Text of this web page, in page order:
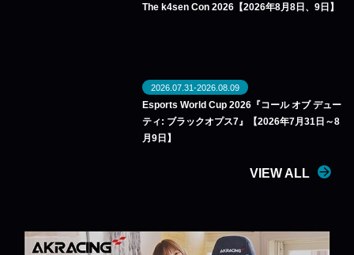
The k4sen Con 2026【2026年8月8日、9日】
2026.07.31-2026.08.09
Esports World Cup 2026『コール オブ デュー
ティ: ブラックオプス7』【2026年7月31日～8
月9日】
VIEW ALL